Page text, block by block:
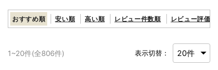
おすすめ順 安い順 高い順 レビュー件数順 レビュー評価順
1~20件(全806件) 表示切替：